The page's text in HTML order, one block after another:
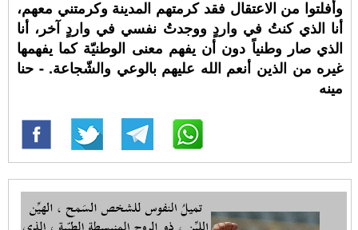
وأفلتوا من الاعتقال فقد كرمتهم المدينة وكرمتني معهم،
أنا الذي كنتُ في واردٍ ووجدتُ نفسي في واردٍ آخر، أنا
الذي صار وطنياً دون أن يفهم معنى الوطنيّة كما يفهمها
غيره من الذين أنعم الله عليهم بالوعي والشّجاعة. - حنا
مينه